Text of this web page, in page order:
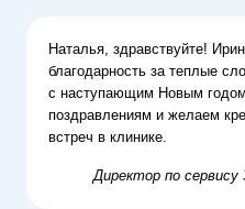
Наталья, здравствуйте!
благодарность за теплые
с наступающим Новым
поздравлениям и желаем
встреч в клинике.
Директор по сервису